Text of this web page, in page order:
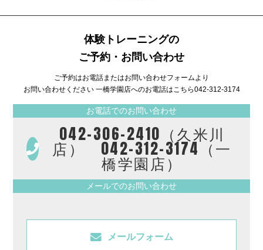
体験トレーニングの
ご予約・お問い合わせ
ご予約はお電話またはお問い合わせフォームより
お問い合わせください 一橋学園店へのお電話はこちら042-312-3174
お電話でのお問い合わせ
042-306-2410（久米川
店） 042-312-3174（一
橋学園店）
メールでのお問い合わせ
メールフォーム